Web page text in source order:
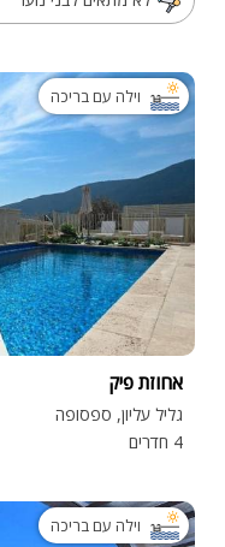
וילה עם בריכה
אחוזת פיק
גליל עליון, ספסופה
4 חדרים
וילה עם בריכה